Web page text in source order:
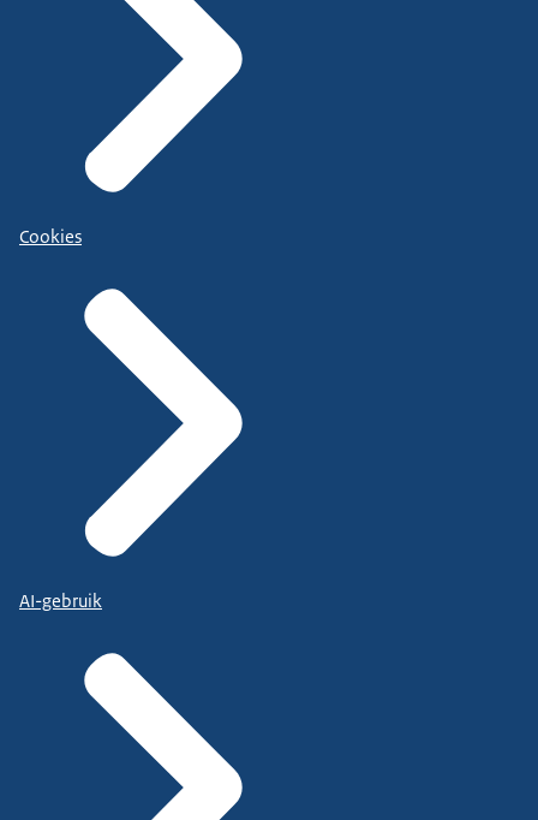
Cookies
AI-gebruik